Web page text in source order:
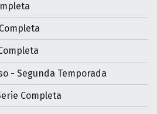
- Segunda Temporada
Completa